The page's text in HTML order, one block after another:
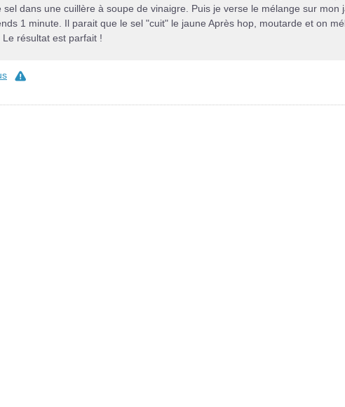
dans une cuillère à soupe de vinaigre. Puis je verse le mélange sur mon
1 minute. Il parait que le sel "cuit" le jaune Après hop, moutarde et on
résultat est parfait !